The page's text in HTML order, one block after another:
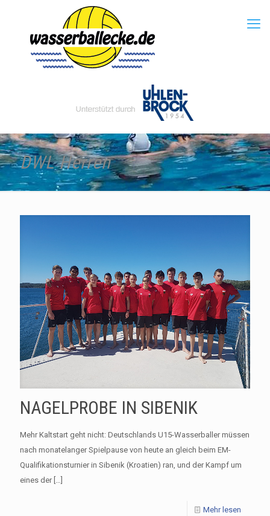
DWL Herren
NAGELPROBE IN SIBENIK
Mehr Kaltstart geht nicht: Deutschlands U15-Wasserballer müssen
nach monatelanger Spielpause von heute an gleich beim EM-
Qualifikationsturnier in Sibenik (Kroatien) ran, und der Kampf um
eines der[…]
Mehr lesen